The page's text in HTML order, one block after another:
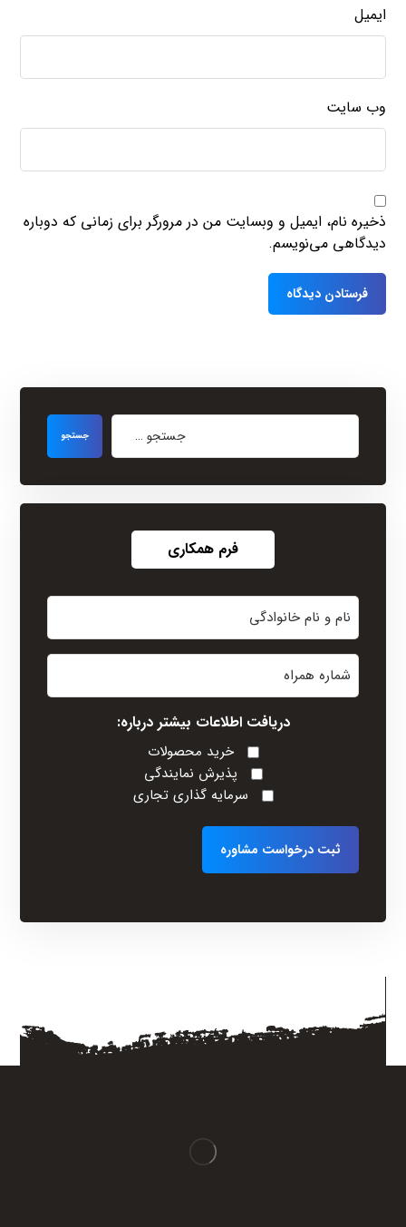
ایمیل
وب‌ سایت
ذخیره نام، ایمیل و وبسایت من در مرورگر برای زمانی که دوباره
دیدگاهی می‌نویسم.
فرم همکاری
نام
(Required)
دریافت اطلاعات بیشتر درباره:
خرید محصولات
پذیرش نمایندگی
سرمایه گذاری تجاری